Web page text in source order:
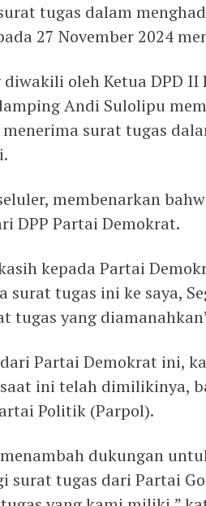
tugas dalam
27 November 2024
diwakili oleh Ketua DPD
Andi Sulolipu
surat tugas
membenarkan
DPP Partai Demokrat.
kepada Partai
surat tugas ini ke saya,
yang
Partai Demokrat ini,
ini telah dimilikinya,
Politik (Parpol).
dukungan
surat tugas dari Partai